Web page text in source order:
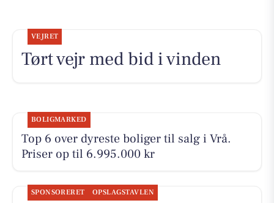
VEJRET
Tørt vejr med bid i vinden
BOLIGMARKED
Top 6 over dyreste boliger til salg i Vrå.
Priser op til 6.995.000 kr
SPONSORERET OPSLAGSTAVLEN